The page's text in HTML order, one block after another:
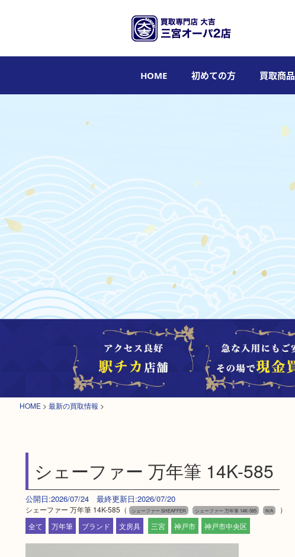
HOME 初めての方 買取商品
HOME > 最新の買取情報 >
シェーファー 万年筆 14K-585
公開日:2026/07/24 最終更新日:2026/07/20
シェーファー 万年筆 14K-585（ シェーファー SHEAFFER シェーファー 万年筆 14K-585 N/A
）
全て
万年筆 ブランド 文房具 三宮 神戸市 神戸市中央区